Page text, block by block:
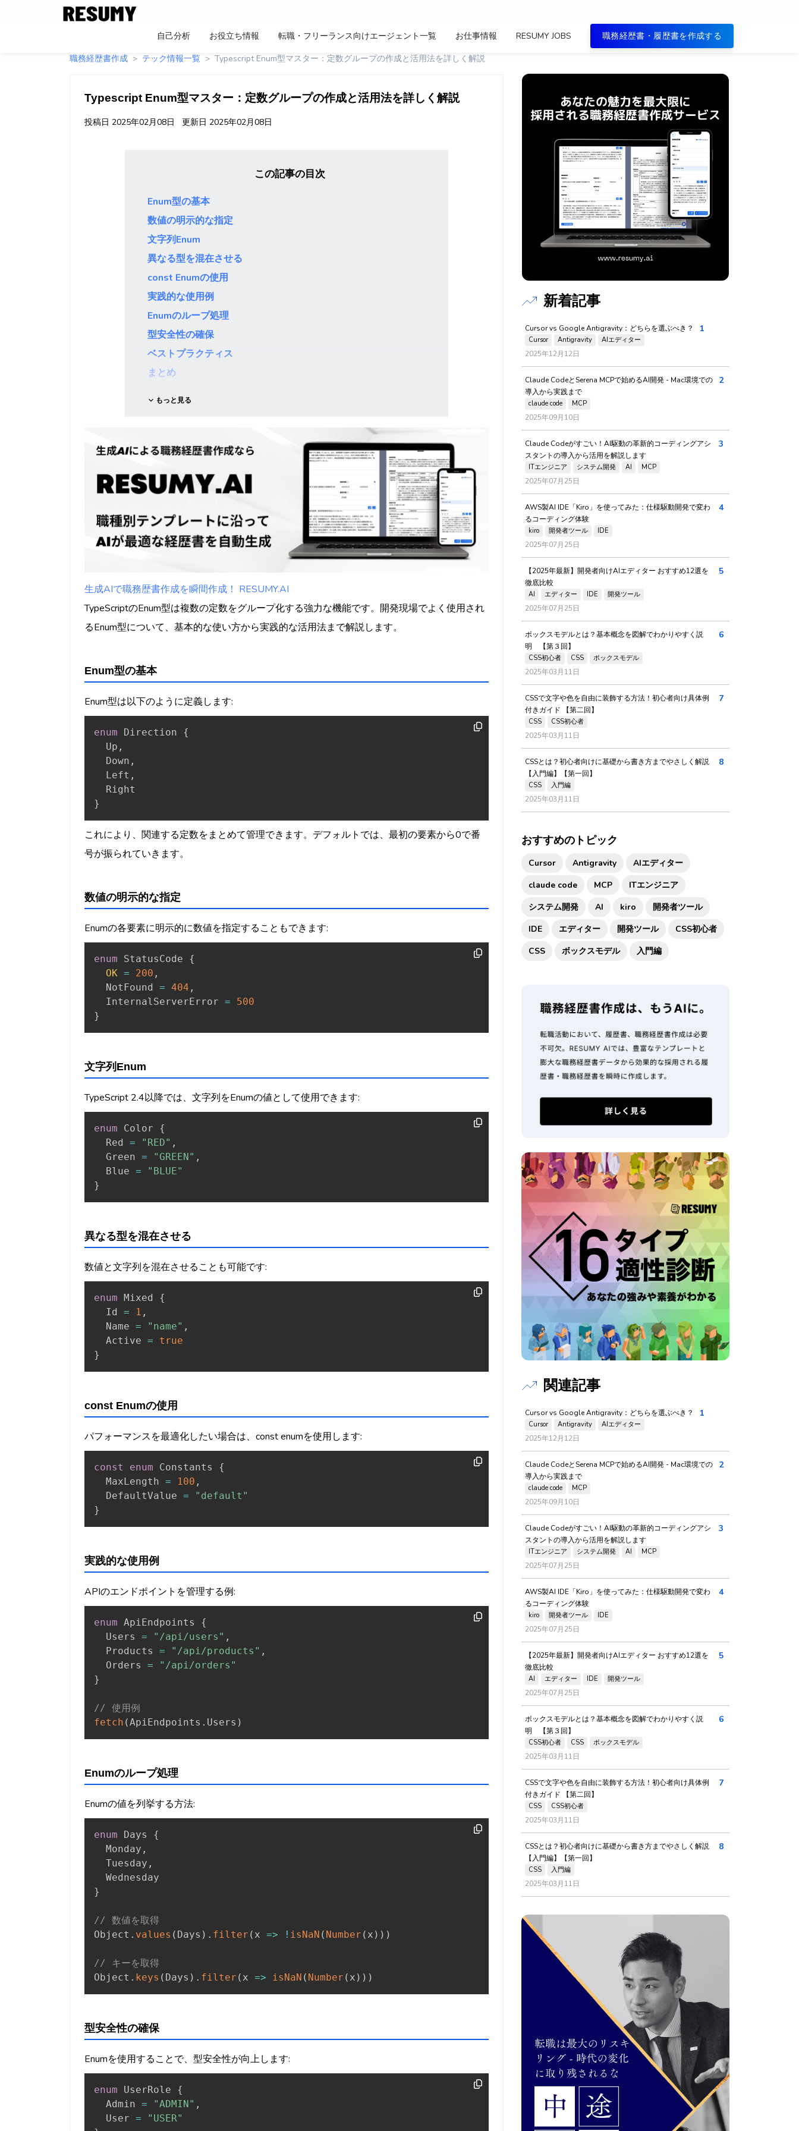
自己分析 お役立ち情報 転職・フリーランス向けエージェント一覧 お仕事情報 RESUMY JOBS
職務経歴書・履歴書を作成する
職務経歴書作成
テック情報一覧 Typescript Enum型マスター：定数グループの作成と活用法を詳しく解説
Typescript Enum型マスター：定数グループの作成と活用法を詳しく解説
投稿日 2025年02月08日 更新日 2025年02月08日
この記事の目次
Enum型の基本
数値の明示的な指定
文字列Enum
異なる型を混在させる
const Enumの使用
実践的な使用例
Enumのループ処理
型安全性の確保
ベストプラクティス
まとめ
もっと見る
生成AIで職務歴書作成を瞬間作成！ RESUMY.AI
TypeScriptのEnum型は複数の定数をグループ化する強力な機能です。開発現場でよく使用され
るEnum型について、基本的な使い方から実践的な活用法まで解説します。
Enum型の基本
Enum型は以下のように定義します:
enum Direction {
  Up
,
  Down
,
  Left
,
}
これにより、関連する定数をまとめて管理できます。デフォルトでは、最初の要素から0で番
号が振られていきます。
数値の明示的な指定
Enumの各要素に明示的に数値を指定することもできます:
enum StatusCode {
OK = 200 ,
  NotFound
= 404 ,
  InternalServerError
=
500
}
文字列Enum
TypeScript 2.4以降では、文字列をEnumの値として使用できます:
enum Color {
  Red
= "RED" ,
  Green
= "GREEN" ,
  Blue
=
"BLUE"
}
異なる型を混在させる
数値と文字列を混在させることも可能です:
enum Mixed {
  Id
= 1 ,
  Name
= "name" ,
  Active
=
true
}
const Enumの使用
パフォーマンスを最適化したい場合は、const enumを使用します:
const enum Constants {
  MaxLength
= 100 ,
  DefaultValue
=
"default"
}
実践的な使用例
APIのエンドポイントを管理する例:
enum ApiEndpoints {
  Users
= "/api/users" ,
  Products
= "/api/products" ,
  Orders
=
"/api/orders"
}
// 使用例
fetch (ApiEndpoints . Users )
Enumのループ処理
Enumの値を列挙する方法:
enum Days {
  Monday
,
  Tuesday
,
}
// 数値を取得
Object . values ( Days ) . filter ( x => ! isNaN ( Number ( x ) ) )
// キーを取得
Object . keys ( Days ) . filter ( x => isNaN ( Number ( x ) ) )
型安全性の確保
Enumを使用することで、型安全性が向上します:
enum UserRole {
  Admin
= "ADMIN" ,
  User
=
"USER"
新着記事
Cursor vs Google Antigravity：どちらを選ぶべき？
Cursor Antigravity AIエディター
2025年12月12日
1
Claude CodeとSerena MCPで始めるAI開発 - Mac環境での
導入から実践まで
claude code MCP
2025年09月10日
2
Claude Codeがすごい！AI駆動の革新的コーディングアシ
スタントの導入から活用を解説します
ITエンジニア システム開発 AI MCP
2025年07月25日
3
AWS製AI IDE「Kiro」を使ってみた：仕様駆動開発で変わ
るコーディング体験
kiro 開発者ツール IDE
2025年07月25日
4
【2025年最新】開発者向けAIエディター おすすめ12選を
徹底比較
AI エディター IDE 開発ツール
2025年07月25日
5
ボックスモデルとは？基本概念を図解でわかりやすく説
明 【第３回】
CSS初心者 CSS ボックスモデル
2025年03月11日
6
CSSで文字や色を自由に装飾する方法！初心者向け具体例
付きガイド 【第二回】
CSS CSS初心者
2025年03月11日
7
CSSとは？初心者向けに基礎から書き方までやさしく解説
【入門編】【第一回】
CSS 入門編
2025年03月11日
8
おすすめのトピック
Cursor Antigravity
AIエディター
claude code
MCP
ITエンジニア
システム開発
AI kiro
開発者ツール
IDE
エディター 開発ツール
CSS初心者
CSS
ボックスモデル 入門編
関連記事
Cursor vs Google Antigravity：どちらを選ぶべき？
Cursor Antigravity AIエディター
2025年12月12日
1
Claude CodeとSerena MCPで始めるAI開発 - Mac環境での
導入から実践まで
claude code MCP
2025年09月10日
2
Claude Codeがすごい！AI駆動の革新的コーディングアシ
スタントの導入から活用を解説します
ITエンジニア システム開発 AI MCP
2025年07月25日
3
AWS製AI IDE「Kiro」を使ってみた：仕様駆動開発で変わ
るコーディング体験
kiro 開発者ツール IDE
2025年07月25日
4
【2025年最新】開発者向けAIエディター おすすめ12選を
徹底比較
AI エディター IDE 開発ツール
2025年07月25日
5
ボックスモデルとは？基本概念を図解でわかりやすく説
明 【第３回】
CSS初心者 CSS ボックスモデル
2025年03月11日
6
CSSで文字や色を自由に装飾する方法！初心者向け具体例
付きガイド 【第二回】
CSS CSS初心者
2025年03月11日
7
CSSとは？初心者向けに基礎から書き方までやさしく解説
【入門編】【第一回】
CSS 入門編
2025年03月11日
8